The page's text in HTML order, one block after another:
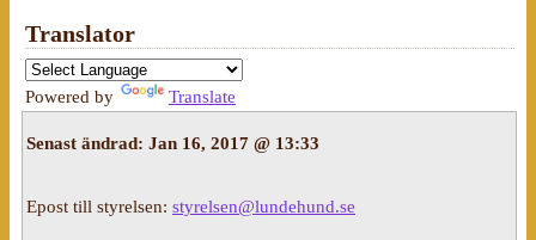
Translator
Powered by Translate
Senast ändrad: Jan 16, 2017 @ 13:33
Epost till styrelsen: styrelsen@lundehund.se